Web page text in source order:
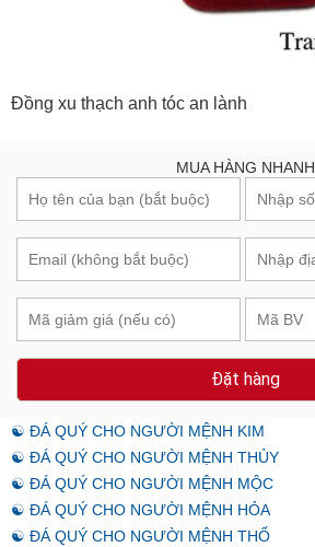
Đồng xu thạch anh tóc an lành
MUA HÀNG NHANH
Đặt hàng
☯ ĐÁ QUÝ CHO NGƯỜI MỆNH KIM
☯ ĐÁ QUÝ CHO NGƯỜI MỆNH THỦY
☯ ĐÁ QUÝ CHO NGƯỜI MỆNH MỘC
☯ ĐÁ QUÝ CHO NGƯỜI MỆNH HỎA
☯ ĐÁ QUÝ CHO NGƯỜI MỆNH THỔ